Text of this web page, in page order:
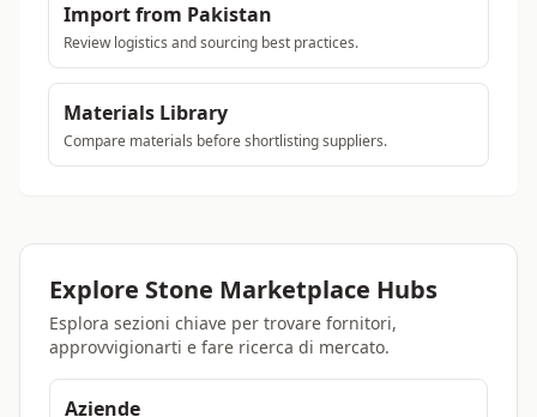
Import from Pakistan
Review logistics and sourcing best practices.
Materials Library
Compare materials before shortlisting suppliers.
Explore Stone Marketplace Hubs
Esplora sezioni chiave per trovare fornitori,
approvvigionarti e fare ricerca di mercato.
Aziende